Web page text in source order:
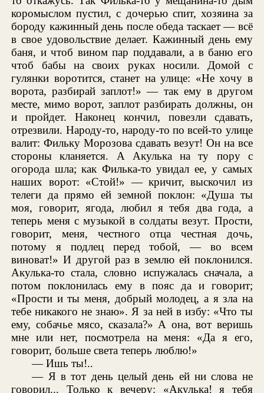
коромыслом пустил, с дочерью спит, хозяина за
бороду кажинный день после обеда таскает — всё
в свое удовольствие делает. Кажинный день ему
баня, и чтоб вином пар поддавали, а в баню его
чтоб бабы на своих руках носили. Домой с
гулянки воротится, станет на улице: «Не хочу в
ворота, разбирай заплот!» — так ему в другом
месте, мимо ворот, заплот разбирать должны, он
и пройдет. Наконец кончил, повезли сдавать,
отрезвили. Народу-то, народу-то по всей-то улице
валит: Фильку Морозова сдавать везут! Он на все
стороны кланяется. А Акулька на ту пору с
огорода шла; как Филька-то увидал ее, у самых
наших ворот: «Стой!» — кричит, выскочил из
телеги да прямо ей земной поклон: «Душа ты
моя, говорит, ягода, любил я тебя два года, а
теперь меня с музыкой в солдаты везут. Прости,
говорит, меня, честного отца честная дочь,
потому я подлец перед тобой, — во всем
виноват!» И другой раз в землю ей поклонился.
Акулька-то стала, словно испужалась сначала, а
потом поклонилась ему в пояс да и говорит;
«Прости и ты меня, добрый молодец, а я зла на
тебе никакого не знаю». Я за ней в избу: «Что ты
ему, собачье мясо, сказала?» А она, вот веришь
мне или нет, посмотрела на меня: «Да я его,
говорит, больше света теперь люблю!»
— Ишь ты!..
— Я в тот день целый день ей ни слова не
говорил... Только к вечеру: «Акулька! я тебя